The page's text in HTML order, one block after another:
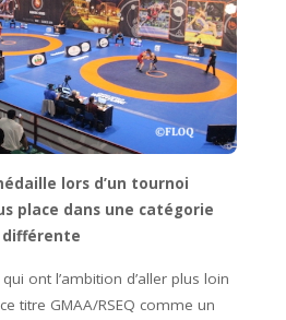
lors d’un tournoi
place dans une catégorie
différente
ont l’ambition d’aller plus loin
titre GMAA/RSEQ comme un